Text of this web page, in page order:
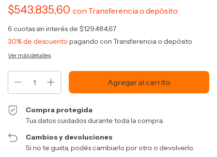
$543.835,60 con Transferencia o depósito
6 cuotas sin interés de $129.484,67
30% de descuento pagando con Transferencia o depósito
Ver más detalles
Compra protegida
Tus datos cuidados durante toda la compra.
Cambios y devoluciones
Si no te gusta, podés cambiarlo por otro o devolverlo.